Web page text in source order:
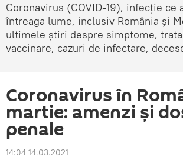
Coronavirus (COVID-19), infecție ce
întreaga lume, inclusiv România și
ultimele știri despre simptome,
vaccinare, cazuri de infectare,
Coronavirus în
martie: amenzi și
penale
14:04 14.03.2021